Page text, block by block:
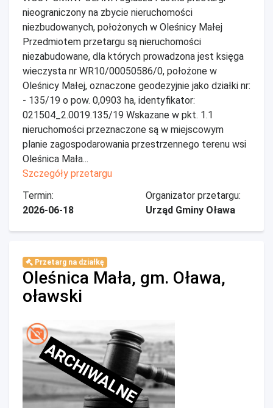
nieograniczony na zbycie nieruchomości
niezbudowanych, położonych w Oleśnicy Małej
Przedmiotem przetargu są nieruchomości
niezabudowane, dla których prowadzona jest księga
wieczysta nr WR10/00050586/0, położone w
Oleśnicy Małej, oznaczone geodezyjnie jako działki nr:
- 135/19 o pow. 0,0903 ha, identyfikator:
021504_2.0019.135/19 Wskazane w pkt. 1.1
nieruchomości przeznaczone są w miejscowym
planie zagospodarowania przestrzennego terenu wsi
Oleśnica Mała...
Szczegóły przetargu
Termin:
2026-06-18
Organizator przetargu:
Urząd Gminy Oława
Przetarg na działkę
Oleśnica Mała, gm. Oława,
oławski
ARCHIWALNE